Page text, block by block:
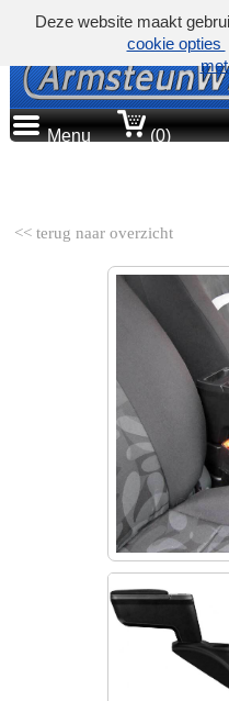
Menu (0)
<< terug naar overzicht
Deze website maakt
cookie opties